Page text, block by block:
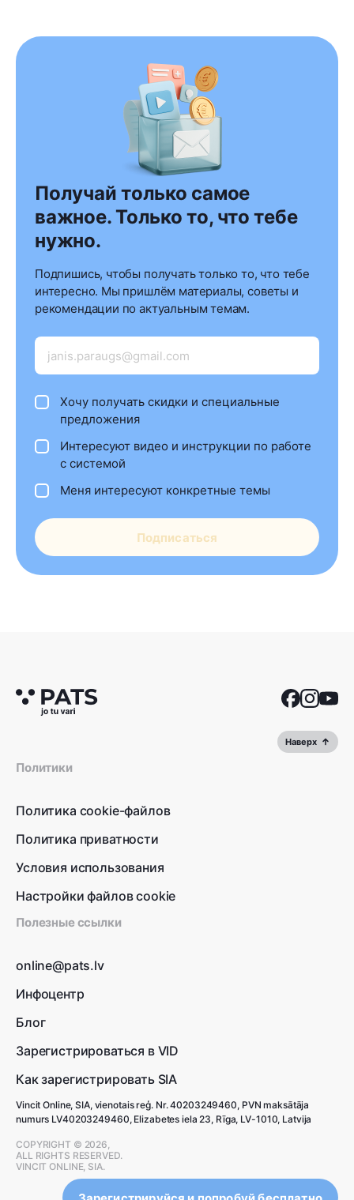
Получай только самое
важное. Только то, что тебе
нужно.
Подпишись, чтобы получать только то, что тебе
интересно. Мы пришлём материалы, советы и
рекомендации по актуальным темам.
Хочу получать скидки и специальные
предложения
Интересуют видео и инструкции по работе
с системой
Меня интересуют конкретные темы
Подписаться
Наверх
Vincit Online, SIA, vienotais reģ. Nr. 40203249460, PVN maksātāja
numurs LV40203249460, Elizabetes iela 23, Rīga, LV-1010, Latvija
COPYRIGHT © 2026,
ALL RIGHTS RESERVED.
VINCIT ONLINE, SIA.
Политики
Политика cookie-файлов
Политика приватности
Условия использования
Настройки файлов cookie
Полезные ссылки
online@pats.lv
Инфоцентр
Блог
Зарегистрироваться в VID
Как зарегистрировать SIA